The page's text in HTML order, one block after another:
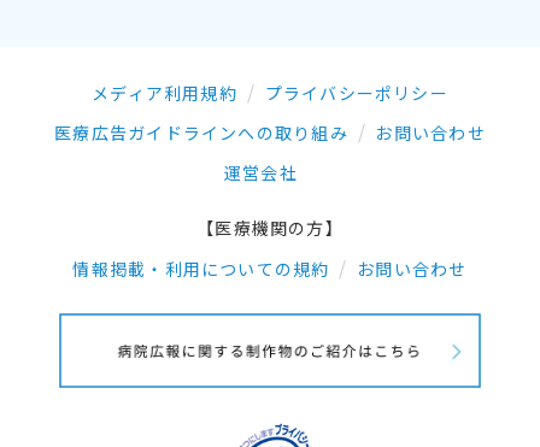
メディア利用規約
プライバシーポリシー
医療広告ガイドラインへの取り組み
お問い合わせ
運営会社
【医療機関の方】
情報掲載・利用についての規約
お問い合わせ